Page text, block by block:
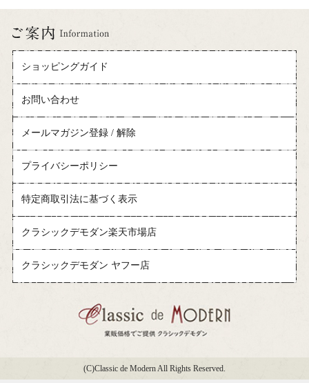
ショッピングガイド
お問い合わせ
メールマガジン登録 / 解除
プライバシーポリシー
特定商取引法に基づく表示
クラシックデモダン楽天市場店
クラシックデモダン ヤフー店
(C)Classic de Modern All Rights Reserved.